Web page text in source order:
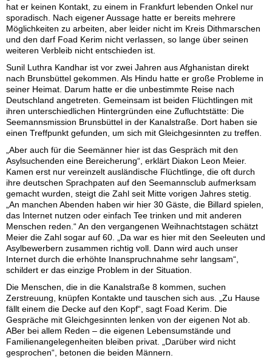
hat er keinen Kontakt, zu einem in Frankfurt lebenden Onkel nur
sporadisch. Nach eigener Aussage hatte er bereits mehrere
Möglichkeiten zu arbeiten, aber leider nicht im Kreis Dithmarschen
und den darf Foad Kerim nicht verlassen, so lange über seinen
weiteren Verbleib nicht entschieden ist.
Sunil Luthra Kandhar ist vor zwei Jahren aus Afghanistan direkt
nach Brunsbüttel gekommen. Als Hindu hatte er große Probleme in
seiner Heimat. Darum hatte er die unbestimmte Reise nach
Deutschland angetreten. Gemeinsam ist beiden Flüchtlingen mit
ihren unterschiedlichen Hintergründen eine Zufluchtstätte: Die
Seemannsmission Brunsbüttel in der Kanalstraße. Dort haben sie
einen Treffpunkt gefunden, um sich mit Gleichgesinnten zu treffen.
„Aber auch für die Seemänner hier ist das Gespräch mit den
Asylsuchenden eine Bereicherung“, erklärt Diakon Leon Meier.
Kamen erst nur vereinzelt ausländische Flüchtlinge, die oft durch
ihre deutschen Sprachpaten auf den Seemannsclub aufmerksam
gemacht wurden, steigt die Zahl seit Mitte vorigen Jahres stetig.
„An manchen Abenden haben wir hier 30 Gäste, die Billard spielen,
das Internet nutzen oder einfach Tee trinken und mit anderen
Menschen reden.“ An den vergangenen Weihnachtstagen schätzt
Meier die Zahl sogar auf 60. „Da war es hier mit den Seeleuten und
Asylbewerbern zusammen richtig voll. Dann wird auch unser
Internet durch die erhöhte Inanspruchnahme sehr langsam“,
schildert er das einzige Problem in der Situation.
Die Menschen, die in die Kanalstraße 8 kommen, suchen
Zerstreuung, knüpfen Kontakte und tauschen sich aus. „Zu Hause
fällt einem die Decke auf den Kopf“, sagt Foad Kerim. Die
Gespräche mit Gleichgesinnten lenken von der eigenen Not ab.
ABer bei allem Reden – die eigenen Lebensumstände und
Familienangelegenheiten bleiben privat. „Darüber wird nicht
gesprochen“, betonen die beiden Männern.